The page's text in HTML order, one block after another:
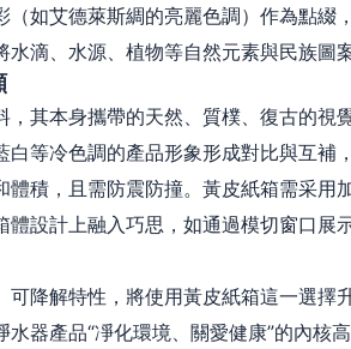
如艾德萊斯綢的亮麗色調）作為點綴
滴、水源、植物等自然元素與民族圖
，其本身攜帶的天然、質樸、復古的視
等冷色調的產品形象形成對比與互補
體積，且需防震防撞。黃皮紙箱需采用
設計上融入巧思，如通過模切窗口展
可降解特性，將使用黃皮紙箱這一選擇
器產品“凈化環境、關愛健康”的內核高